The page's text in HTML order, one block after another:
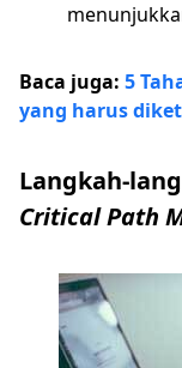
Baca juga: 5
yang harus
Langkah-
Critical Path